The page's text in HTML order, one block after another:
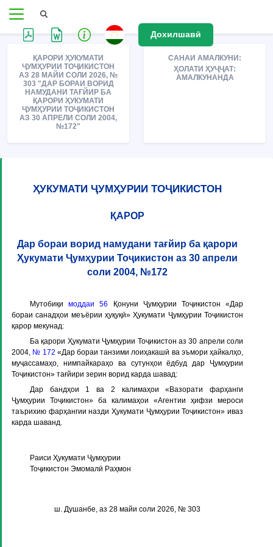
Дохилшавӣ
ҚАРОРИ ҲУКУМАТИ
ҶУМҲУРИИ ТОҶИКИСТОН
АЗ 28 МАЙИ СОЛИ 2026, №
303 "ДАР БОРАИ ВОРИД
НАМУДАНИ ТАҒЙИР БА
ҚАРОРИ ҲУКУМАТИ
ҶУМҲУРИИ ТОҶИКИСТОН
АЗ 30 АПРЕЛИ СОЛИ 2004,
№172"
САНАИ АМАЛКУНИ:
ҲОЛАТИ ҲУҶҶАТ:
АМАЛКУНАНДА
ҲУКУМАТИ ҶУМҲУРИИ ТОҶИКИСТОН
ҚАРОР
Дар бораи ворид намудани тағйир ба қарори
Ҳукумати Ҷумҳурии Тоҷикистон аз 30 апрели
соли 2004, №172
Мутобиқимоддаи 56 Қонуни Ҷумҳурии Тоҷикистон «Дар
бораи санадҳои меъёрии ҳуқуқӣ» Ҳукумати Ҷумҳурии Тоҷикистон
қарор мекунад:
Ба қарори Ҳукумати Ҷумҳурии Тоҷикистон аз 30 апрели соли
2004, № 172 «Дар бораи танзими лоиҳакашӣ ва эъмори ҳайкалҳо,
муҷассамаҳо, нимпайкараҳо ва сутунҳои ёдбуд дар Ҷумҳурии
Тоҷикистон» тағйири зерин ворид карда шавад:
Дар бандҳои 1 ва 2 калимаҳои «Вазорати фарҳанги
Ҷумҳурии Тоҷикистон» ба калимаҳои «Агентии ҳифзи мероси
таърихию фарҳангии назди Ҳукумати Ҷумҳурии Тоҷикистон» иваз
карда шаванд.
Раиси Ҳукумати Ҷумҳурии
Тоҷикистон Эмомалӣ Раҳмон
ш. Душанбе, аз 28 майи соли 2026, № 303